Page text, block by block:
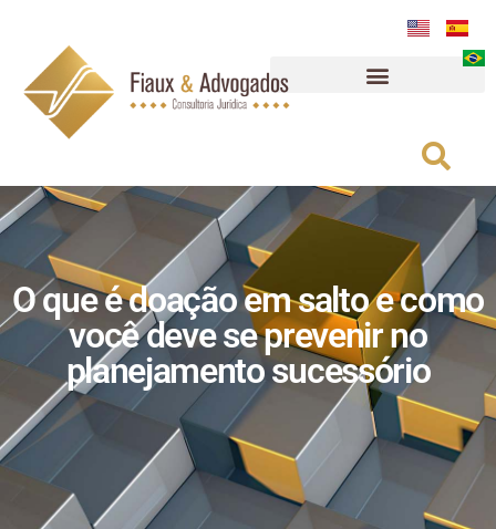
O que é doação em salto e como
você deve se prevenir no
planejamento sucessório